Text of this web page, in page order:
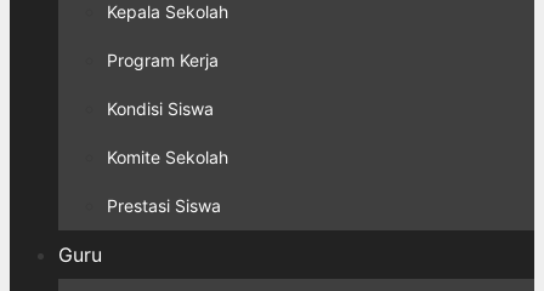
Kepala Sekolah
Program Kerja
Kondisi Siswa
Komite Sekolah
Prestasi Siswa
Guru